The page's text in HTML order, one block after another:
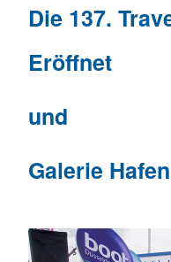
Die 137.
Eröffnet
und
Galerie H